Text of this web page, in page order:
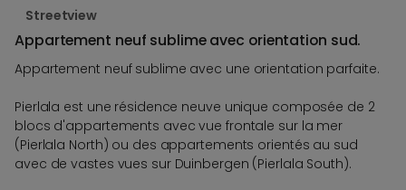
Streetview
Appartement neuf sublime avec orientation sud.
Appartement neuf sublime avec une orientation parfaite.
Pierlala est une résidence neuve unique composée de 2
blocs d'appartements avec vue frontale sur la mer
(Pierlala North) ou des appartements orientés au sud
avec de vastes vues sur Duinbergen (Pierlala South).